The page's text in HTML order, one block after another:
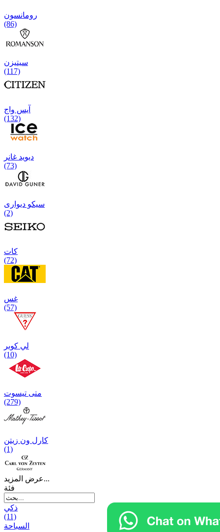
رومانسون
(86)
سیتیزن
(117)
آیس واج
(132)
دیوید غانر
(73)
سیکو دیواری
(2)
كات
(72)
غس
(57)
لي كوبر
(10)
متی تیسوت
(279)
کارل ون زیتن
(1)
عرض المزيد...
فئة
ذكي
(11)
السباحة